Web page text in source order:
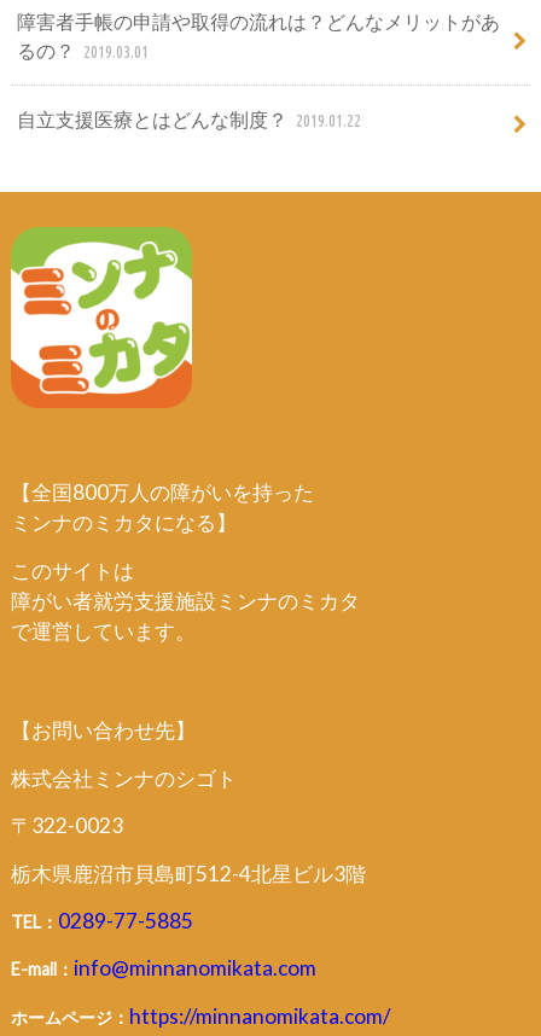
障害者手帳の申請や取得の流れは？どんなメリットがあ
るの？
2019.03.01
自立支援医療とはどんな制度？ 2019.01.22
【全国800万人の障がいを持った
ミンナのミカタになる】
このサイトは
障がい者就労支援施設ミンナのミカタ
で運営しています。
【お問い合わせ先】
株式会社ミンナのシゴト
〒322-0023
栃木県鹿沼市貝島町512-4北星ビル3階
TEL： 0289-77-5885
E-mail： info@minnanomikata.com
ホームページ： https://minnanomikata.com/